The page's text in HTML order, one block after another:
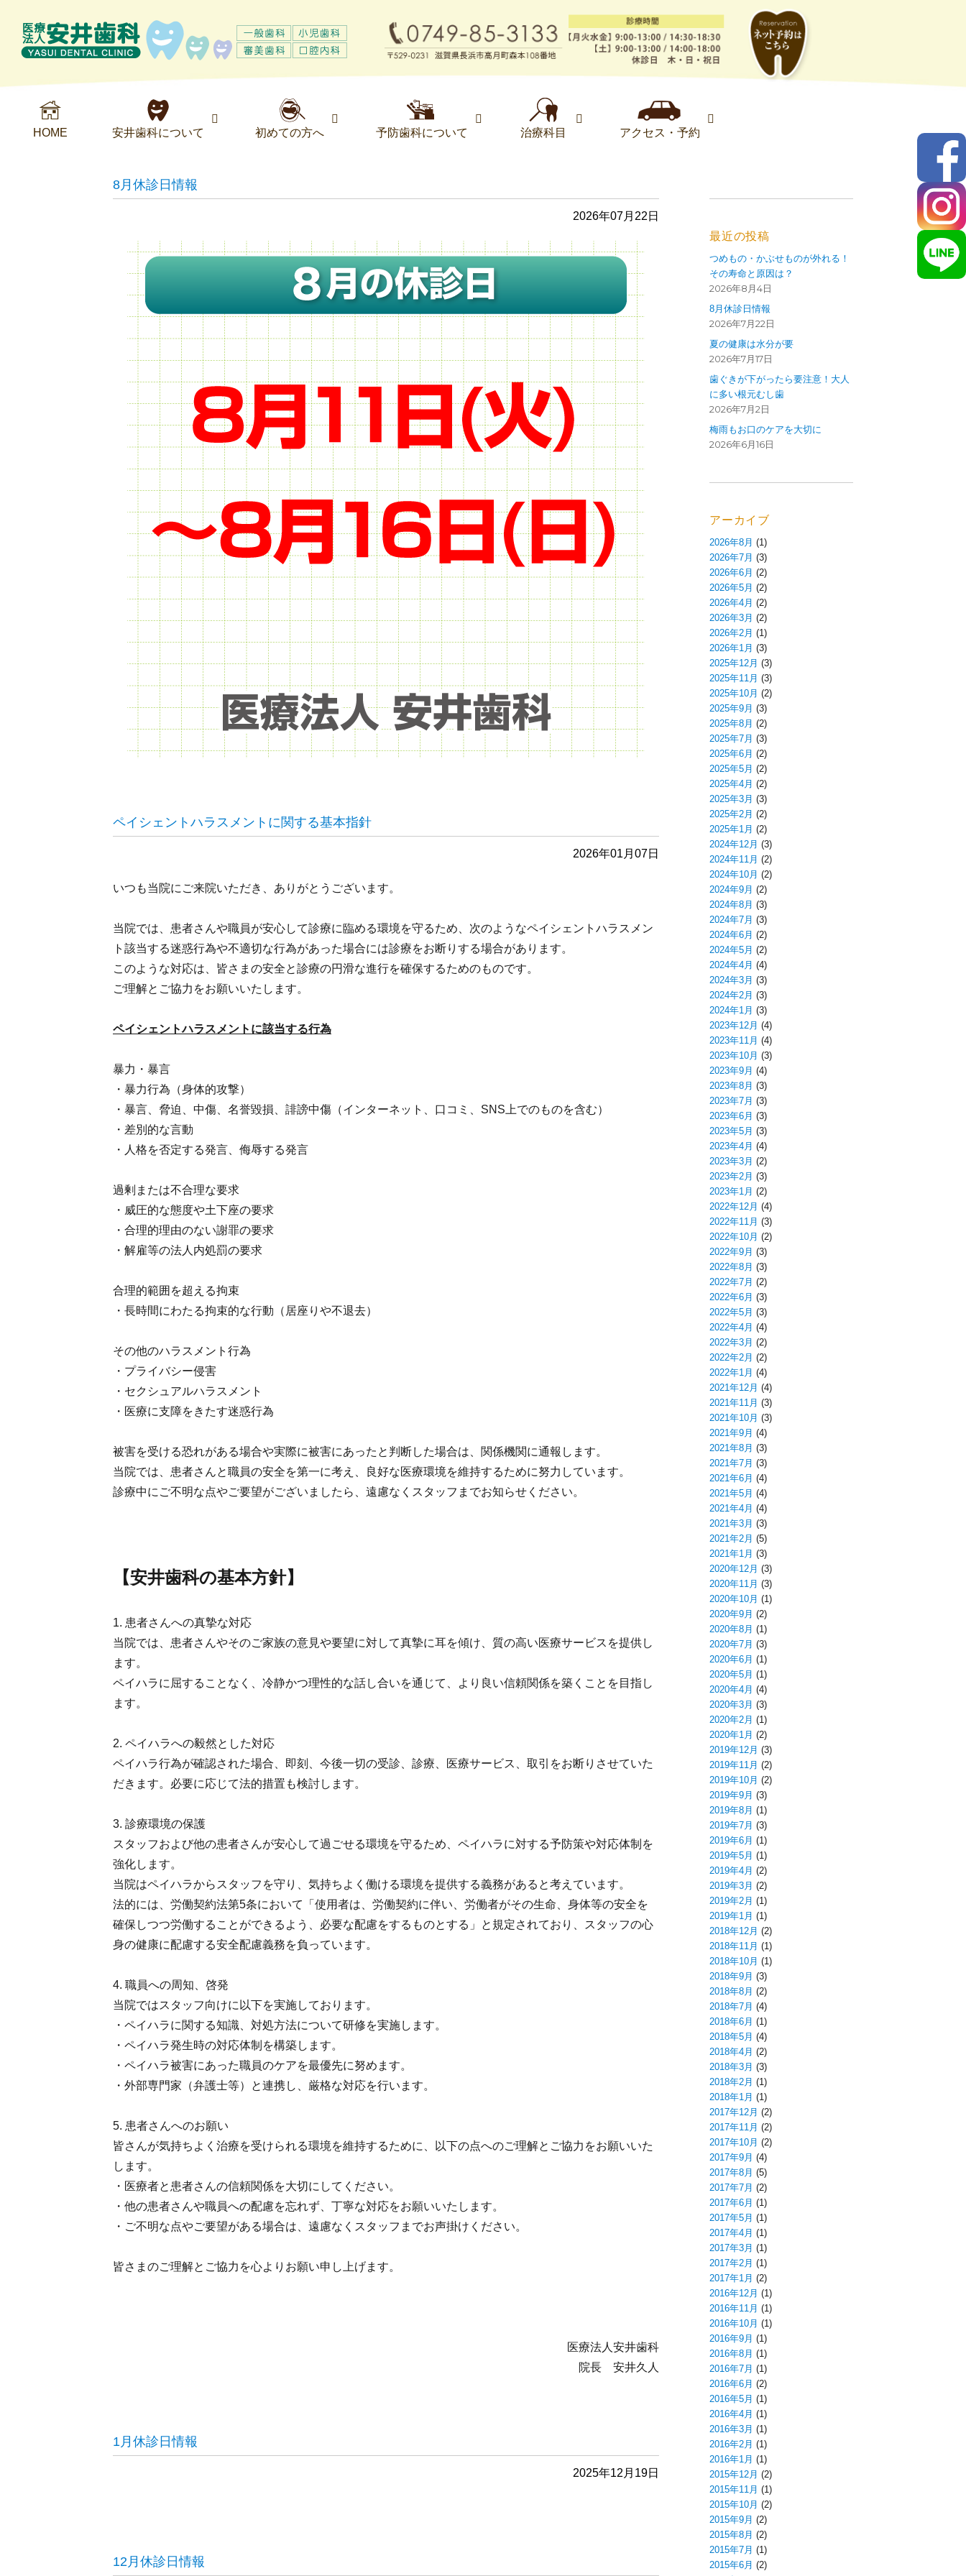
HOME 安井歯科について 初めての方へ 予防歯科について 治療科目 アクセス・予約
8月休診日情報
2026年07月22日
ペイシェントハラスメントに関する基本指針
2026年01月07日
いつも当院にご来院いただき、ありがとうございます。
当院では、患者さんや職員が安心して診療に臨める環境を守るため、次のようなペイシェントハラスメン
ト該当する迷惑行為や不適切な行為があった場合には診療をお断りする場合があります。
このような対応は、皆さまの安全と診療の円滑な進行を確保するためのものです。
ご理解とご協力をお願いいたします。
ペイシェントハラスメントに該当する行為
暴力・暴言
・暴力行為（身体的攻撃）
・暴言、脅迫、中傷、名誉毀損、誹謗中傷（インターネット、口コミ、SNS上でのものを含む）
・差別的な言動
・人格を否定する発言、侮辱する発言
過剰または不合理な要求
・威圧的な態度や土下座の要求
・合理的理由のない謝罪の要求
・解雇等の法人内処罰の要求
合理的範囲を超える拘束
・長時間にわたる拘束的な行動（居座りや不退去）
その他のハラスメント行為
・プライバシー侵害
・セクシュアルハラスメント
・医療に支障をきたす迷惑行為
被害を受ける恐れがある場合や実際に被害にあったと判断した場合は、関係機関に通報します。
当院では、患者さんと職員の安全を第一に考え、良好な医療環境を維持するために努力しています。
診療中にご不明な点やご要望がございましたら、遠慮なくスタッフまでお知らせください。
【安井歯科の基本方針】
1. 患者さんへの真摯な対応
当院では、患者さんやそのご家族の意見や要望に対して真摯に耳を傾け、質の高い医療サービスを提供し
ます。
ペイハラに屈することなく、冷静かつ理性的な話し合いを通じて、より良い信頼関係を築くことを目指し
ます。
2. ペイハラへの毅然とした対応
ペイハラ行為が確認された場合、即刻、今後一切の受診、診療、医療サービス、取引をお断りさせていた
だきます。必要に応じて法的措置も検討します。
3. 診療環境の保護
スタッフおよび他の患者さんが安心して過ごせる環境を守るため、ペイハラに対する予防策や対応体制を
強化します。
当院はペイハラからスタッフを守り、気持ちよく働ける環境を提供する義務があると考えています。
法的には、労働契約法第5条において「使用者は、労働契約に伴い、労働者がその生命、身体等の安全を
確保しつつ労働することができるよう、必要な配慮をするものとする」と規定されており、スタッフの心
身の健康に配慮する安全配慮義務を負っています。
4. 職員への周知、啓発
当院ではスタッフ向けに以下を実施しております。
・ペイハラに関する知識、対処方法について研修を実施します。
・ペイハラ発生時の対応体制を構築します。
・ペイハラ被害にあった職員のケアを最優先に努めます。
・外部専門家（弁護士等）と連携し、厳格な対応を行います。
5. 患者さんへのお願い
皆さんが気持ちよく治療を受けられる環境を維持するために、以下の点へのご理解とご協力をお願いいた
します。
・医療者と患者さんの信頼関係を大切にしてください。
・他の患者さんや職員への配慮を忘れず、丁寧な対応をお願いいたします。
・ご不明な点やご要望がある場合は、遠慮なくスタッフまでお声掛けください。
皆さまのご理解とご協力を心よりお願い申し上げます。
医療法人安井歯科
院長 安井久人
1月休診日情報
2025年12月19日
12月休診日情報
最近の投稿
つめもの・かぶせものが外れる！
その寿命と原因は？
2026年8月4日
8月休診日情報
2026年7月22日
夏の健康は水分が要
2026年7月17日
歯ぐきが下がったら要注意！大人
に多い根元むし歯
2026年7月2日
梅雨もお口のケアを大切に
2026年6月16日
アーカイブ
2026年8月 (1)
2026年7月 (3)
2026年6月 (2)
2026年5月 (2)
2026年4月 (2)
2026年3月 (2)
2026年2月 (1)
2026年1月 (3)
2025年12月 (3)
2025年11月 (3)
2025年10月 (2)
2025年9月 (3)
2025年8月 (2)
2025年7月 (3)
2025年6月 (2)
2025年5月 (2)
2025年4月 (2)
2025年3月 (3)
2025年2月 (2)
2025年1月 (2)
2024年12月 (3)
2024年11月 (2)
2024年10月 (2)
2024年9月 (2)
2024年8月 (3)
2024年7月 (3)
2024年6月 (2)
2024年5月 (2)
2024年4月 (4)
2024年3月 (3)
2024年2月 (3)
2024年1月 (3)
2023年12月 (4)
2023年11月 (4)
2023年10月 (3)
2023年9月 (4)
2023年8月 (3)
2023年7月 (3)
2023年6月 (3)
2023年5月 (3)
2023年4月 (4)
2023年3月 (2)
2023年2月 (3)
2023年1月 (2)
2022年12月 (4)
2022年11月 (3)
2022年10月 (2)
2022年9月 (3)
2022年8月 (3)
2022年7月 (2)
2022年6月 (3)
2022年5月 (3)
2022年4月 (4)
2022年3月 (2)
2022年2月 (2)
2022年1月 (4)
2021年12月 (4)
2021年11月 (3)
2021年10月 (3)
2021年9月 (4)
2021年8月 (3)
2021年7月 (3)
2021年6月 (4)
2021年5月 (4)
2021年4月 (4)
2021年3月 (3)
2021年2月 (5)
2021年1月 (3)
2020年12月 (3)
2020年11月 (3)
2020年10月 (1)
2020年9月 (2)
2020年8月 (1)
2020年7月 (3)
2020年6月 (1)
2020年5月 (1)
2020年4月 (4)
2020年3月 (3)
2020年2月 (1)
2020年1月 (2)
2019年12月 (3)
2019年11月 (2)
2019年10月 (2)
2019年9月 (3)
2019年8月 (1)
2019年7月 (3)
2019年6月 (1)
2019年5月 (1)
2019年4月 (2)
2019年3月 (2)
2019年2月 (1)
2019年1月 (1)
2018年12月 (2)
2018年11月 (1)
2018年10月 (1)
2018年9月 (3)
2018年8月 (2)
2018年7月 (4)
2018年6月 (1)
2018年5月 (4)
2018年4月 (2)
2018年3月 (3)
2018年2月 (1)
2018年1月 (1)
2017年12月 (2)
2017年11月 (2)
2017年10月 (2)
2017年9月 (4)
2017年8月 (5)
2017年7月 (2)
2017年6月 (1)
2017年5月 (1)
2017年4月 (1)
2017年3月 (1)
2017年2月 (1)
2017年1月 (2)
2016年12月 (1)
2016年11月 (1)
2016年10月 (1)
2016年9月 (1)
2016年8月 (1)
2016年7月 (1)
2016年6月 (2)
2016年5月 (1)
2016年4月 (1)
2016年3月 (1)
2016年2月 (1)
2016年1月 (1)
2015年12月 (2)
2015年11月 (1)
2015年10月 (2)
2015年9月 (2)
2015年8月 (2)
2015年7月 (1)
2015年6月 (2)